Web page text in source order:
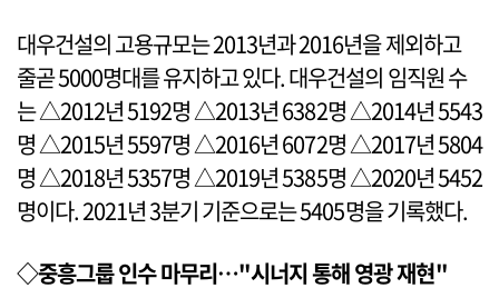
대우건설의 고용규모는 2013년과 2016년을 제외하고
줄곧 5000명대를 유지하고 있다. 대우건설의 임직원 수
는 △2012년 5192명 △2013년 6382명 △2014년 5543
명 △2015년 5597명 △2016년 6072명 △2017년 5804
명 △2018년 5357명 △2019년 5385명 △2020년 5452
명이다. 2021년 3분기 기준으로는 5405명을 기록했다.
◇중흥그룹 인수 마무리…"시너지 통해 영광 재현"